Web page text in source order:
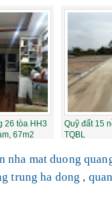
26 tòa HH3
67m2
Quỹ đất 15
TQBL
nha mat duong
trung ha dong ,